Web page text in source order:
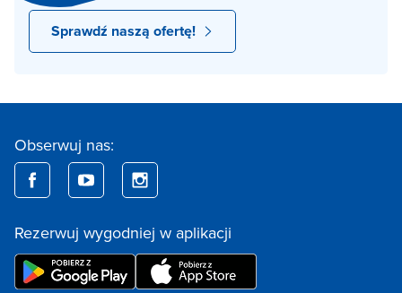
Sprawdź naszą ofertę!
Obserwuj nas:
Rezerwuj wygodniej w aplikacji